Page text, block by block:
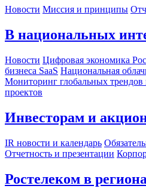
Новости Миссия и принципы
В национальных
Новости Цифровая экономика
бизнеса SaaS Национальная
Мониторинг глобальных
проектов
Инвесторам и
IR новости и календарь
Отчетность и презентации
Ростелеком в